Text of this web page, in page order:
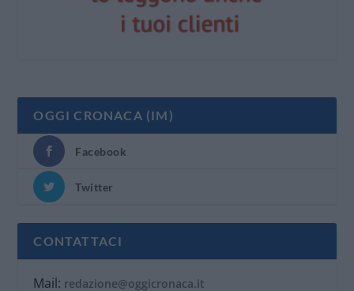
OGGI CRONACA (IM)
Facebook
Twitter
CONTATTACI
Mail: redazione@oggicronaca.it